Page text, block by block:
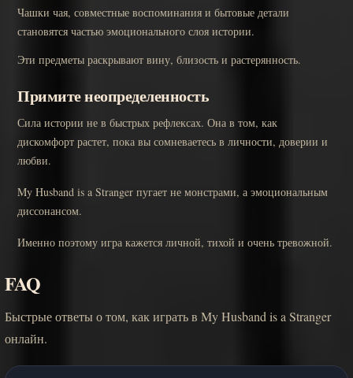
Чашки чая, совместные воспоминания и бытовые детали
становятся частью эмоционального слоя истории.
Эти предметы раскрывают вину, близость и растерянность.
Примите неопределенность
Сила истории не в быстрых рефлексах. Она в том, как
дискомфорт растет, пока вы сомневаетесь в личности, доверии и
любви.
My Husband is a Stranger пугает не монстрами, а эмоциональным
диссонансом.
Именно поэтому игра кажется личной, тихой и очень тревожной.
FAQ
Быстрые ответы о том, как играть в My Husband is a Stranger
онлайн.